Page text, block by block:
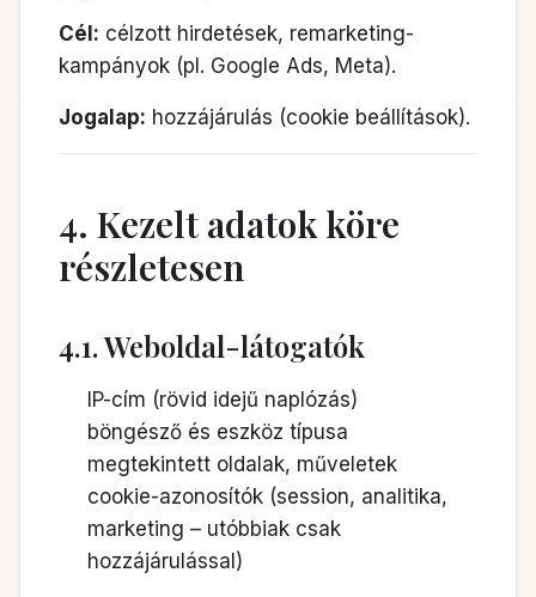
Cél: célzott hirdetések, remarketing-
kampányok (pl. Google Ads, Meta).
Jogalap: hozzájárulás (cookie beállítások).
4. Kezelt adatok köre
részletesen
4.1. Weboldal-látogatók
IP-cím (rövid idejű naplózás)
böngésző és eszköz típusa
megtekintett oldalak, műveletek
cookie-azonosítók (session, analitika,
marketing – utóbbiak csak
hozzájárulással)